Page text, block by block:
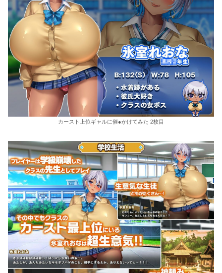
カースト上位ギャルに催●かけてみた 2枚目